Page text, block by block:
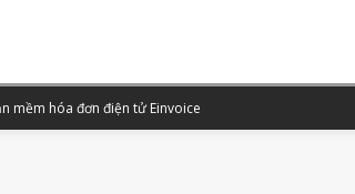
mềm hóa đơn điện tử Einvoice